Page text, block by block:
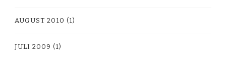
AUGUST 2010 (1)
JULI 2009 (1)